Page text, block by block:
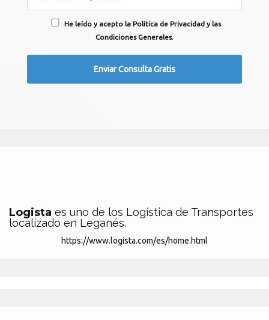
He leído y acepto la Política de Privacidad y las
Condiciones Generales.
Logista es uno de los Logística de Transportes
localizado en Leganés.
https://www.logista.com/es/home.html